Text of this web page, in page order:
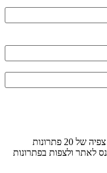
המנוי אינו מתחדש אוטומטית. ישנה הגבלת צפיה של 20 פתרונות
לאתר ולצפות בפתרונות